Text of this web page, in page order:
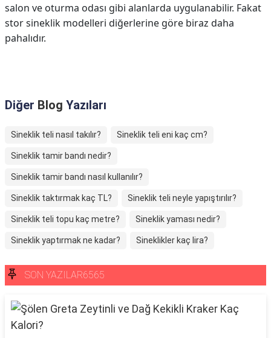
salon ve oturma odası gibi alanlarda uygulanabilir. Fakat
stor sineklik modelleri diğerlerine göre biraz daha
pahalıdır.
Diğer Blog Yazıları
Sineklik teli nasıl takılır? Sineklik teli eni kaç cm?
Sineklik tamir bandı nedir?
Sineklik tamir bandı nasıl kullanılır?
Sineklik taktırmak kaç TL? Sineklik teli neyle yapıştırılır?
Sineklik teli topu kaç metre? Sineklik yaması nedir?
Sineklik yaptırmak ne kadar? Sineklikler kaç lira?
SON YAZILAR6565